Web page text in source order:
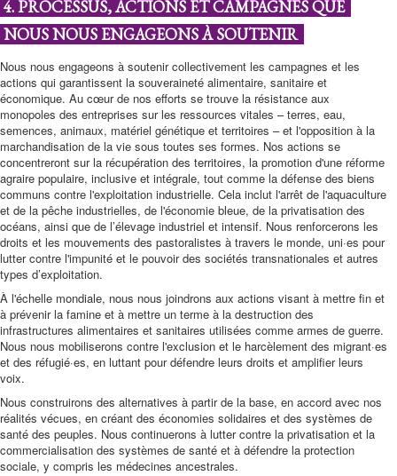
4. PROCESSUS, ACTIONS ET CAMPAGNES QUE
NOUS NOUS ENGAGEONS À SOUTENIR
Nous nous engageons à soutenir collectivement les campagnes et les
actions qui garantissent la souveraineté alimentaire, sanitaire et
économique. Au cœur de nos efforts se trouve la résistance aux
monopoles des entreprises sur les ressources vitales – terres, eau,
semences, animaux, matériel génétique et territoires – et l'opposition à la
marchandisation de la vie sous toutes ses formes. Nos actions se
concentreront sur la récupération des territoires, la promotion d'une réforme
agraire populaire, inclusive et intégrale, tout comme la défense des biens
communs contre l'exploitation industrielle. Cela inclut l'arrêt de l'aquaculture
et de la pêche industrielles, de l'économie bleue, de la privatisation des
océans, ainsi que de l’élevage industriel et intensif. Nous renforcerons les
droits et les mouvements des pastoralistes à travers le monde, uni·es pour
lutter contre l'impunité et le pouvoir des sociétés transnationales et autres
types d’exploitation.
À l'échelle mondiale, nous nous joindrons aux actions visant à mettre fin et
à prévenir la famine et à mettre un terme à la destruction des
infrastructures alimentaires et sanitaires utilisées comme armes de guerre.
Nous nous mobiliserons contre l'exclusion et le harcèlement des migrant·es
et des réfugié·es, en luttant pour défendre leurs droits et amplifier leurs
voix.
Nous construirons des alternatives à partir de la base, en accord avec nos
réalités vécues, en créant des économies solidaires et des systèmes de
santé des peuples. Nous continuerons à lutter contre la privatisation et la
commercialisation des systèmes de santé et à défendre la protection
sociale, y compris les médecines ancestrales.